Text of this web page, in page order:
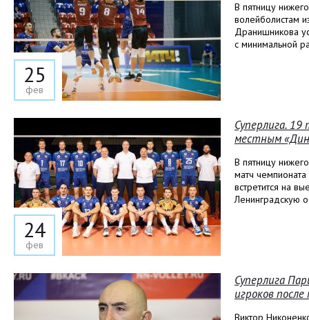
25
фев
В пятницу
волейболистам
Дранишникова
с минимальной
24
фев
Суперлига.
местным
В пятницу
матч
встретится на
Ленинградскую
Суперлига
игроков
Виктор